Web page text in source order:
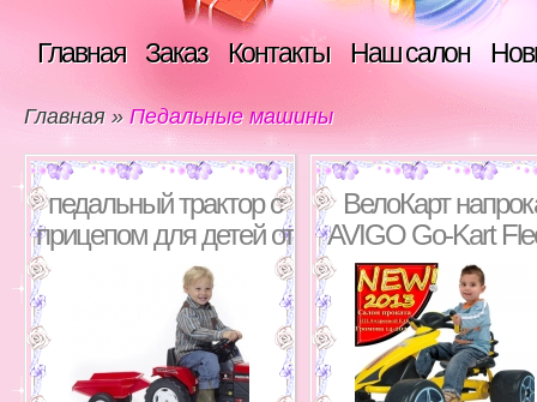
Главная Заказ Контакты Наш салон
Главная »Педальные машины
педальный трактор с
прицепом для детей от
2,5 лет.
ВелоКарт
AVIGO Go-Kart